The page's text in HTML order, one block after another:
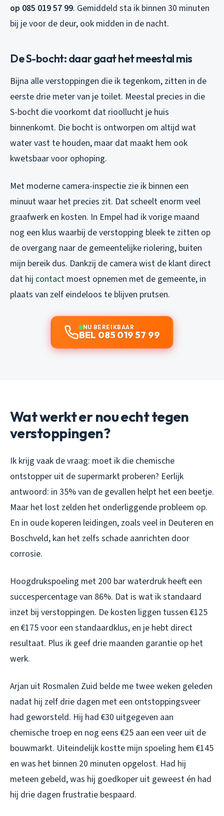
op 085 019 57 99. Gemiddeld sta ik binnen 30 minuten
bij je voor de deur, ook midden in de nacht.
De S-bocht: daar gaat het meestal mis
Bijna alle verstoppingen die ik tegenkom, zitten in de
eerste drie meter van je toilet. Meestal precies in die
S-bocht die voorkomt dat rioollucht je huis
binnenkomt. Die bocht is ontworpen om altijd wat
water vast te houden, maar dat maakt hem ook
kwetsbaar voor ophoping.
Met moderne camera-inspectie zie ik binnen een
minuut waar het precies zit. Dat scheelt enorm veel
graafwerk en kosten. In Empel had ik vorige maand
nog een klus waarbij de verstopping bleek te zitten op
de overgang naar de gemeentelijke riolering, buiten
mijn bereik dus. Dankzij de camera wist de klant direct
dat hij contact moest opnemen met de gemeente, in
plaats van zelf eindeloos te blijven prutsen.
NU BEREIKBAAR
BEL 085 019 57 99
Wat werkt er nou echt tegen
verstoppingen?
Ik krijg vaak de vraag: moet ik die chemische
ontstopper uit de supermarkt proberen? Eerlijk
antwoord: in 35% van de gevallen helpt het een beetje.
Maar het lost zelden het onderliggende probleem op.
En in oude koperen leidingen, zoals veel in Deuteren en
Boschveld, kan het zelfs schade aanrichten door
corrosie.
Hoogdrukspoeling met 200 bar waterdruk heeft een
succespercentage van 86%. Dat is wat ik standaard
inzet bij verstoppingen. De kosten liggen tussen €125
en €175 voor een standaardklus, en je hebt direct
resultaat. Plus ik geef drie maanden garantie op het
werk.
Arjan uit Rosmalen Zuid belde me twee weken geleden
nadat hij zelf drie dagen met een ontstoppingsveer
had geworsteld. Hij had €30 uitgegeven aan
chemische troep en nog eens €25 aan een veer uit de
bouwmarkt. Uiteindelijk kostte mijn spoeling hem €145
en was het binnen 20 minuten opgelost. Had hij
meteen gebeld, was hij goedkoper uit geweest én had
hij drie dagen frustratie bespaard.